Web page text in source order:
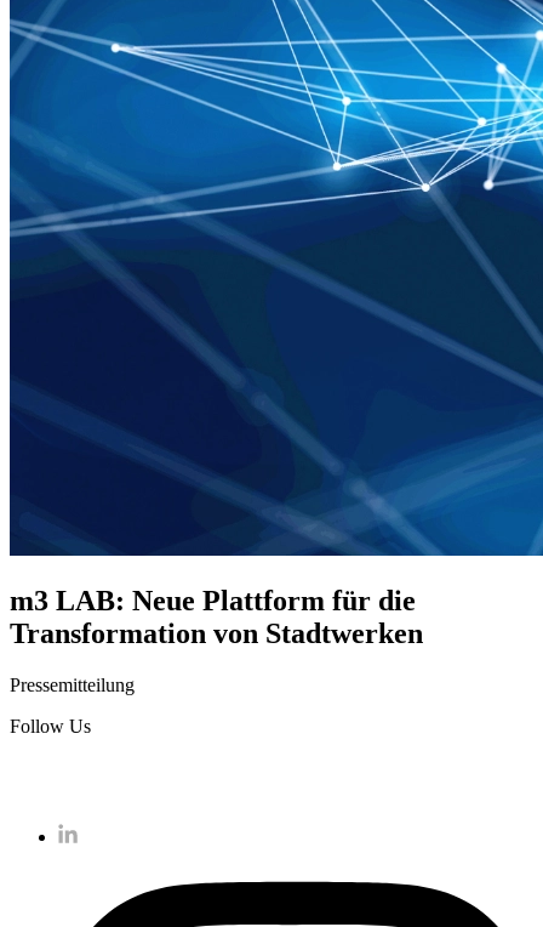
m3 LAB: Neue Plattform für die
Transformation von Stadtwerken
Pressemitteilung
Follow Us